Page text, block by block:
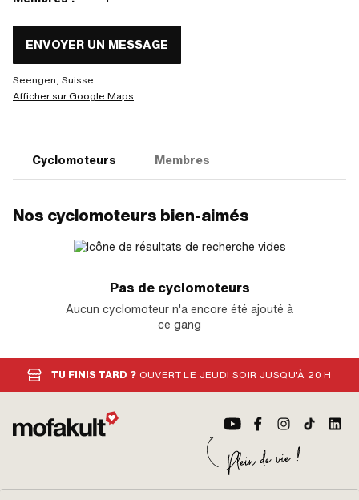
ENVOYER UN MESSAGE
Seengen, Suisse
Afficher sur Google Maps
Cyclomoteurs Membres
Nos cyclomoteurs bien-aimés
Pas de cyclomoteurs
Aucun cyclomoteur n'a encore été ajouté à
ce gang
TU FINIS TARD ? OUVERT LE JEUDI SOIR JUSQU'À 20 H